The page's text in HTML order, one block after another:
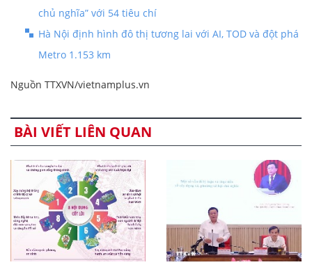
chủ nghĩa” với 54 tiêu chí
Hà Nội định hình đô thị tương lai với AI, TOD và đột phá
Metro 1.153 km
Nguồn TTXVN/vietnamplus.vn
BÀI VIẾT LIÊN QUAN